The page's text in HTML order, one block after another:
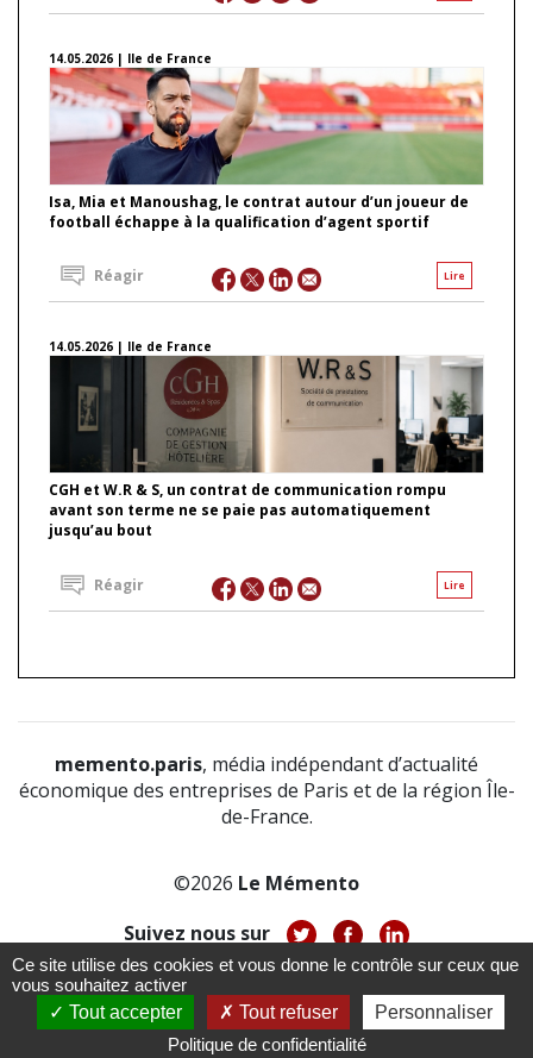
14.05.2026 | Ile de France
Isa, Mia et Manoushag, le contrat autour d’un joueur de
football échappe à la qualification d’agent sportif
Lire
Réagir
14.05.2026 | Ile de France
CGH et W.R & S, un contrat de communication rompu
avant son terme ne se paie pas automatiquement
jusqu’au bout
Lire
Réagir
memento.paris, média indépendant d’actualité
économique des entreprises de Paris et de la région Île-
de-France.
©2026 Le Mémento
Suivez nous sur
À propos-Notice légale
CGV-CGU
Ce site utilise des cookies et vous donne le contrôle sur ceux que
vous souhaitez activer
Tout accepter
Tout refuser
Personnaliser
Politique de confidentialité